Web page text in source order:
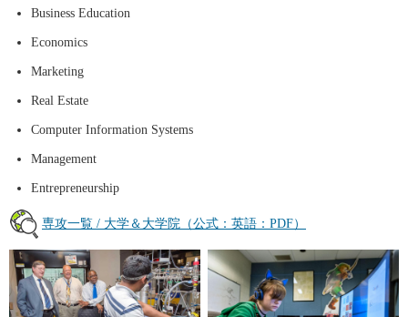
Business Education
Economics
Marketing
Real Estate
Computer Information Systems
Management
Entrepreneurship
専攻一覧 / 大学＆大学院（公式：英語：PDF）